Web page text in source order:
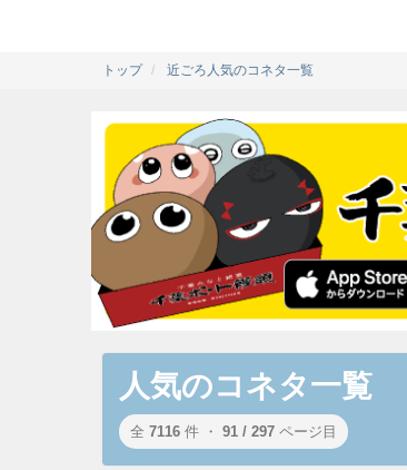
トップ 近ごろ人気のコネタ一覧
人気のコネタ一覧
全 7116 件 ・ 91 / 297 ページ目